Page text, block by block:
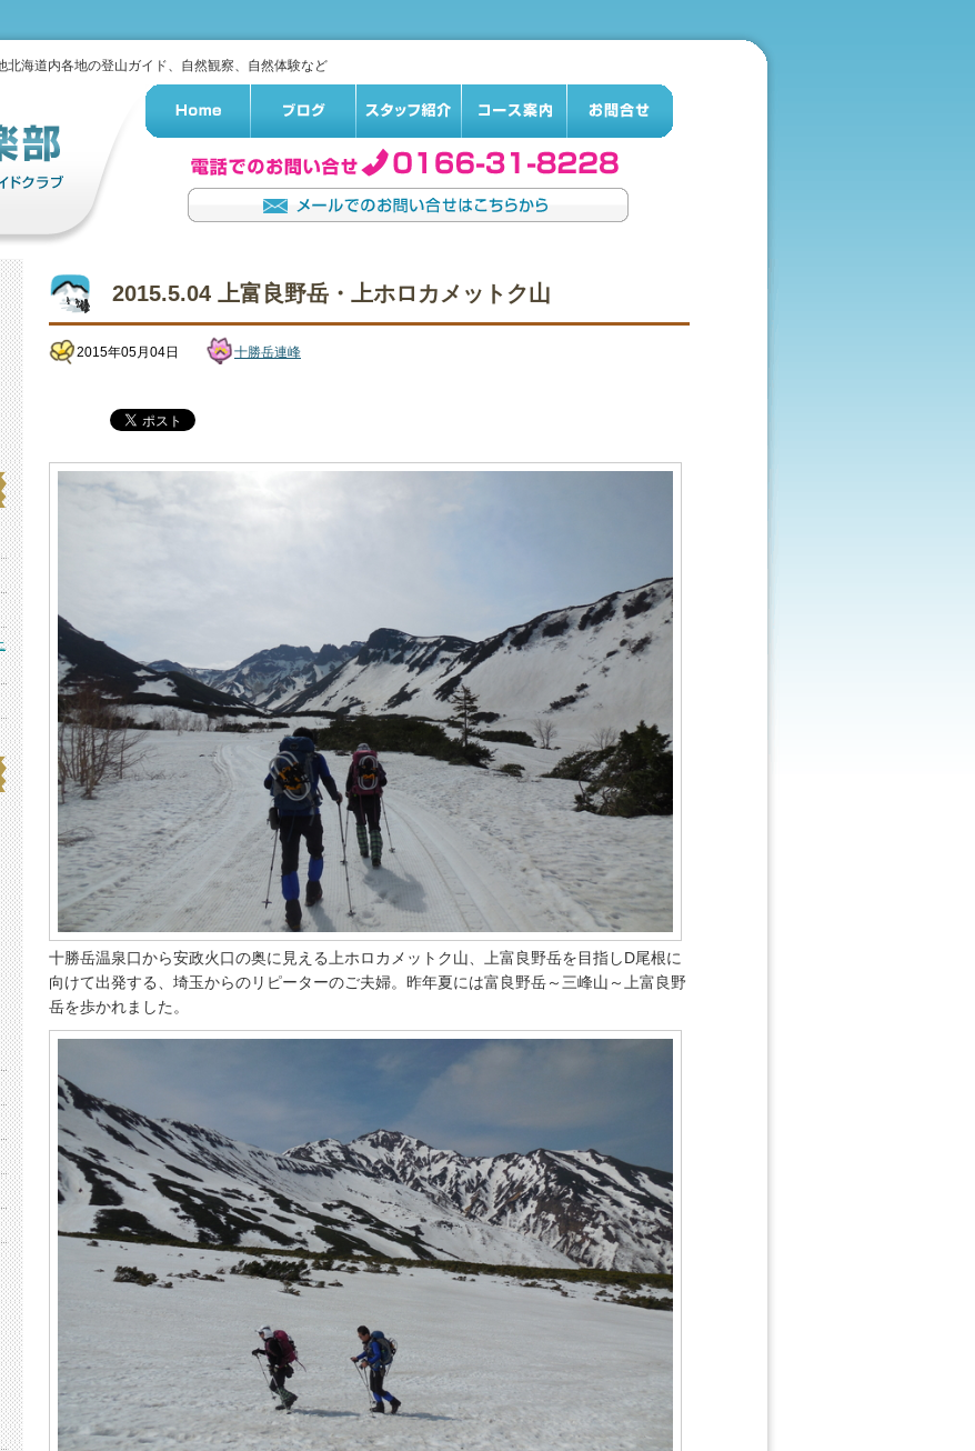
北海道内各地の登山ガイド、自然観察、自然体験など
2015.5.04 上富良野岳・上ホロカメットク山
2015年05月04日 十勝岳連峰
十勝岳温泉口から安政火口の奥に見える上ホロカメットク山、上富良野岳を目指しD尾根に
向けて出発する、埼玉からのリピーターのご夫婦。昨年夏には富良野岳～三峰山～上富良野
岳を歩かれました。